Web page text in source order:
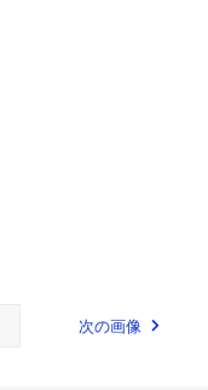
次の画像